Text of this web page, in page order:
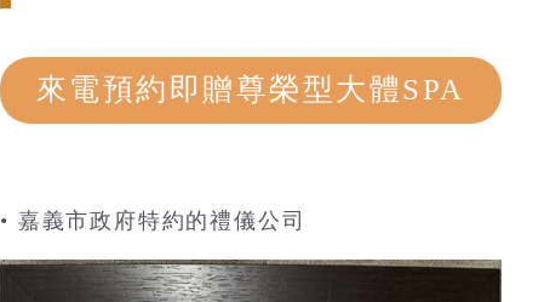
來電預約即贈尊榮型大體SPA
• 嘉義市政府特約的禮儀公司